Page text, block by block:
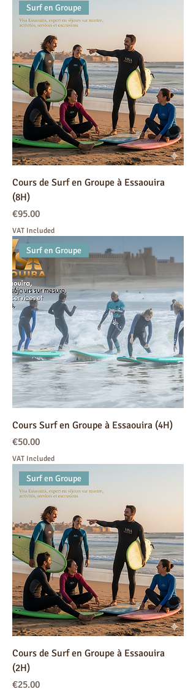
Surf en Groupe
Cours de Surf en Groupe à Essaouira
(8H)
Price
€95.00
VAT Included
Surf en Groupe
Cours Surf en Groupe à Essaouira (4H)
Price
€50.00
VAT Included
Surf en Groupe
Cours de Surf en Groupe à Essaouira
(2H)
Price
€25.00